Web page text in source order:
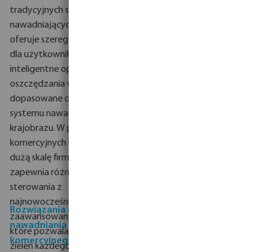
tradycyjnych systemów
nawadniających. Linia ta
oferuje szereg przyjaznych
dla użytkownika funkcji i
inteligentne opcje
oszczędzania wody,
dopasowane do każdego
systemu nawadniania
krajobrazu. W przypadku
komercyjnych krajobrazów na
dużą skalę firma Hunter
zapewnia różnorodne opcje
sterowania z
najnowocześniejszymi
zaawansowanymi funkcjami,
które pozwalają zachować
zieleń każdego krajobrazu.
Rozwiązania dla
nawadniania
komercyjnego